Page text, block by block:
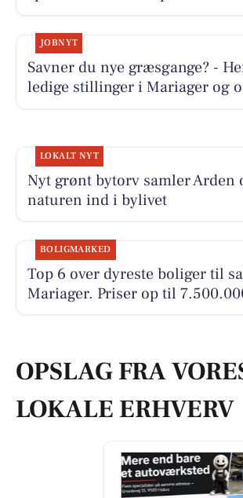
JOBNYT
Savner du nye græsgange? -
ledige stillinger i Mariager og
LOKALT NYT
Nyt grønt bytorv samler Arden
naturen ind i bylivet
BOLIGMARKED
Top 6 over dyreste boliger til
Mariager. Priser op til
OPSLAG FRA
LOKALE ERHVERV